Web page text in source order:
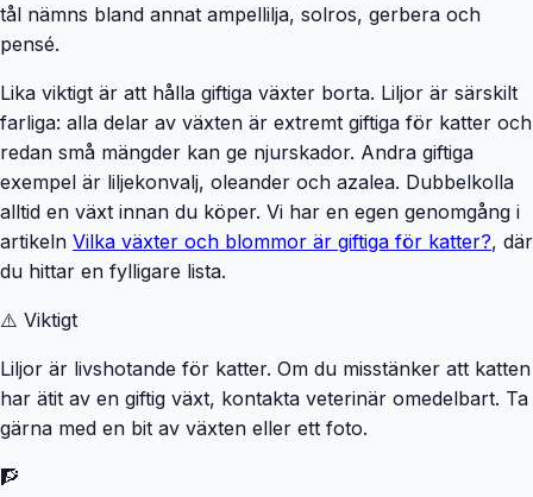
tål nämns bland annat ampellilja, solros, gerbera och
pensé.
Lika viktigt är att hålla giftiga växter borta. Liljor är särskilt
farliga: alla delar av växten är extremt giftiga för katter och
redan små mängder kan ge njurskador. Andra giftiga
exempel är liljekonvalj, oleander och azalea. Dubbelkolla
alltid en växt innan du köper. Vi har en egen genomgång i
artikeln Vilka växter och blommor är giftiga för katter?, där
du hittar en fylligare lista.
⚠️ Viktigt
Liljor är livshotande för katter. Om du misstänker att katten
har ätit av en giftig växt, kontakta veterinär omedelbart. Ta
gärna med en bit av växten eller ett foto.
🧗